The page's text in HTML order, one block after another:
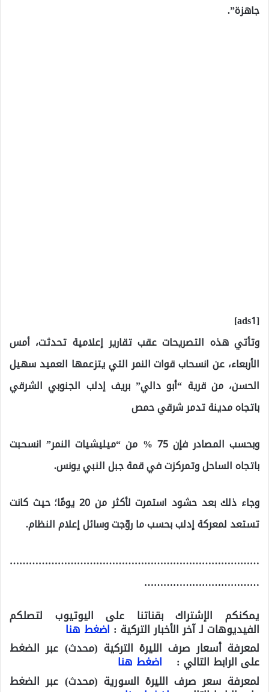
جاهزة”.
[ads1]
وتأتي هذه التصريحات عقب تقارير إعلامية تحدثت، أمس
الأربعاء، عن انسحاب قوات النمر التي يتزعمها العميد سهيل
الحسن، من قرية “أبو دالي” بريف إدلب الجنوبي الشرقي
باتجاه مدينة تدمر شرقي حمص
وبحسب المصادر فإن 75 % من “ميليشيات النمر” انسحبت
باتجاه الساحل وتمركزت في قمة جبل النبي يونس.
وجاء ذلك بعد حشود استمرت لأكثر من 20 يومًا؛ حيث كانت
تستعد لمعركة إدلب بحسب ما روّجت وسائل إعلام النظام.
……………………………………………………………………
………………………………
يمكنكم الإشتراك بقناتنا على اليوتيوب لتصلكم
الفيديوهات لـ آخر الأخبار التركية : اضغط هنا
لمعرفة أسعار صرف الليرة التركية (محدث) عبر الضغط
على الرابط التالي : اضغط هنا
لمعرفة سعر صرف الليرة السورية (محدث) عبر الضغط